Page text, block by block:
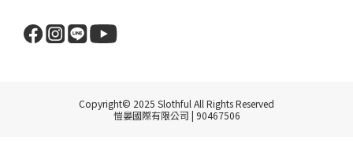
Copyright© 2025 Slothful All Rights Reserved
愷晏國際有限公司 | 90467506